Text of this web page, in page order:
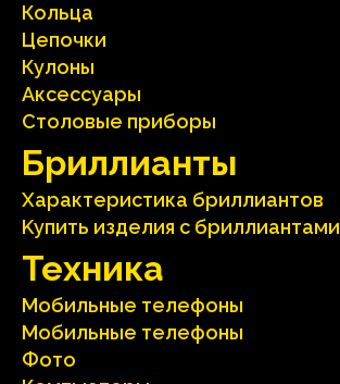
Кольца
Цепочки
Кулоны
Аксесcуары
Столовые приборы
Бриллианты
Характеристика бриллиантoв
Kупить изделия c бриллиантами
Техника
Мобильные телефоны
Мобильные телефоны
Фото